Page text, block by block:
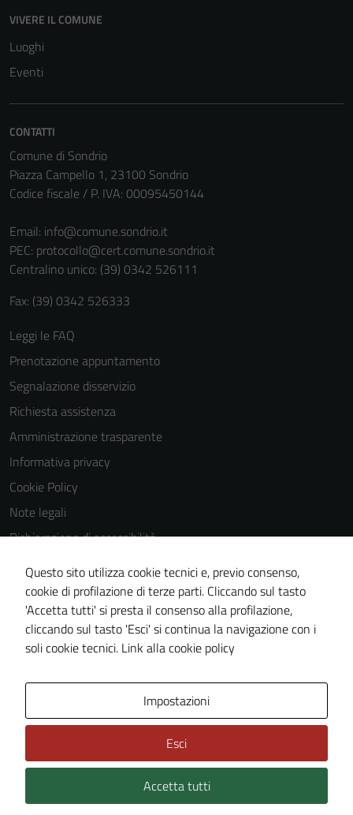
VIVERE IL COMUNE
Luoghi
Eventi
CONTATTI
Comune di Sondrio
Piazza Campello 1, 23100 Sondrio
Codice fiscale / P. IVA: 00095450144
Email: info@comune.sondrio.it
PEC: protocollo@cert.comune.sondrio.it
Centralino unico: (39) 0342 526111
Fax: (39) 0342 526333
Leggi le FAQ
Prenotazione appuntamento
Segnalazione disservizio
Richiesta assistenza
Amministrazione trasparente
Informativa privacy
Cookie Policy
Note legali
Dichiarazione di accessibilità
Dichiarazione di accessibilità Servizi
Whistleblowing
Piano di miglioramento del sito
Area riservata
Technical Design s.r.l.
Questo sito utilizza cookie tecnici e, previo consenso,
cookie di profilazione di terze parti. Cliccando sul tasto
'Accetta tutti' si presta il consenso alla profilazione,
cliccando sul tasto 'Esci' si continua la navigazione con i
soli cookie tecnici. Link alla cookie policy
Impostazioni
Esci
Accetta tutti
personali.